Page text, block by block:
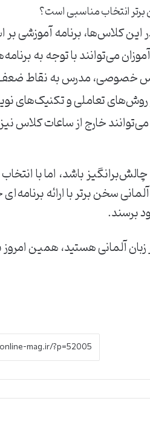
انتخاب مناسبی است؟
کلاس‌ها، برنامه آموزشی بر
می‌توانند با توجه به
خصوصی، مدرس به نقاط ضعف
تعاملی و تکنیک‌های
خارج از ساعات کلاس
باشد، اما با
سخن برتر با ارائه
برسند.
زبان آلمانی هستید، همین